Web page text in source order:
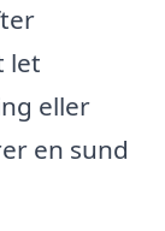
let
eller
en sund